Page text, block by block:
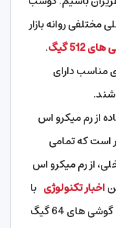
روانه بازار
512 گیگ
.
مناسب دارای
از رم میکرو اس
است که تمامی
از رم میکرو اس
اخبار تکنولوژی با
ما همراه باشید تا به نقد و بررسی بهترین گوشی های 64 گیگ